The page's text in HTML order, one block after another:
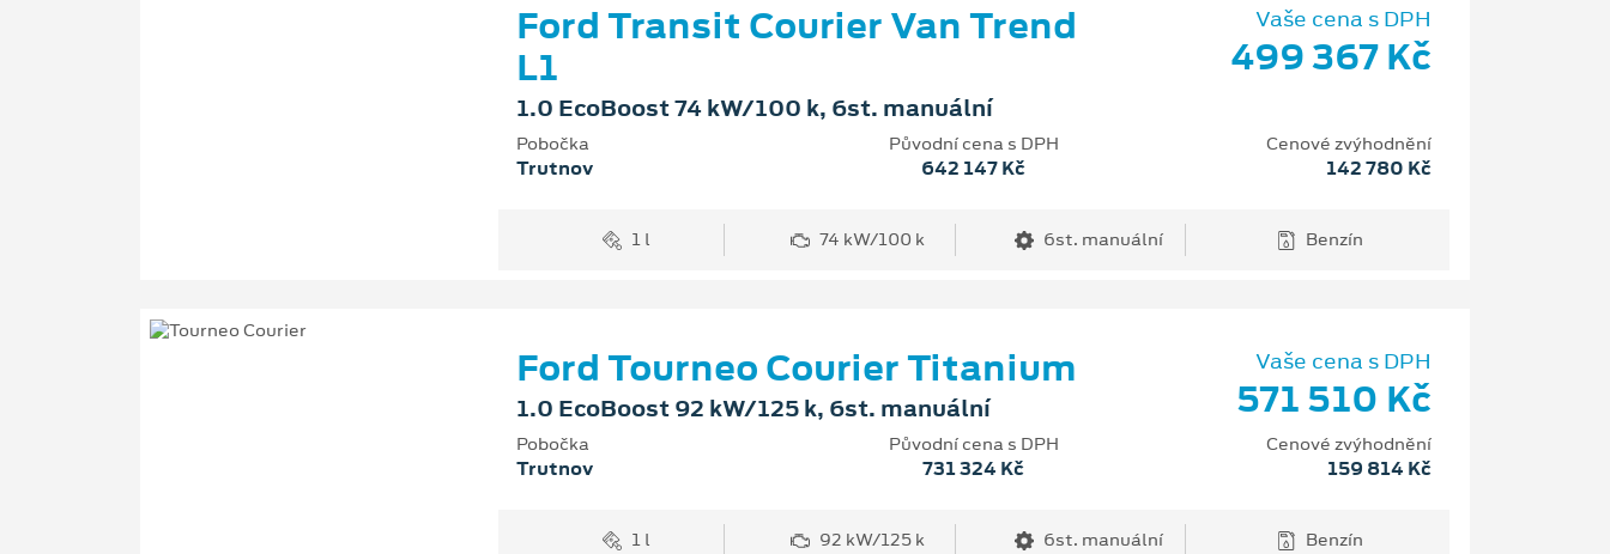
Ford Transit Courier Van Trend
L1
1.0 EcoBoost 74 kW/100 k, 6st. manuální
Vaše cena s DPH
499 367 Kč
Pobočka
Trutnov
Původní cena s DPH
642 147 Kč
Cenové zvýhodnění
142 780 Kč
1 l 74 kW/100 k 6st. manuální Benzín
Ford Tourneo Courier Titanium
1.0 EcoBoost 92 kW/125 k, 6st. manuální
Vaše cena s DPH
571 510 Kč
Pobočka
Trutnov
Původní cena s DPH
731 324 Kč
Cenové zvýhodnění
159 814 Kč
1 l 92 kW/125 k 6st. manuální Benzín